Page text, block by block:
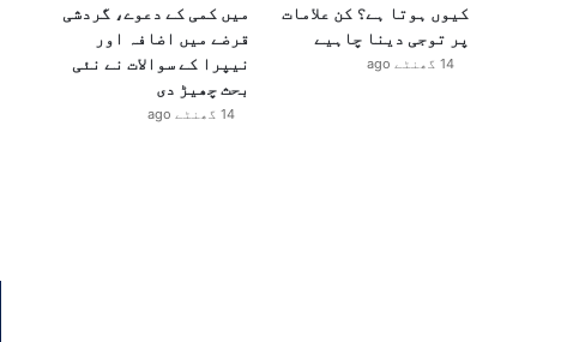
کیوں ہوتا ہے؟ کن علامات
پر توجی دینا چاہیے
14 گھنٹے ago
میں کمی کے دعوے، گردشی
قرضے میں اضافہ اور
نیپرا کے سوالات نے نئی
بحث چھیڑ دی
14 گھنٹے ago